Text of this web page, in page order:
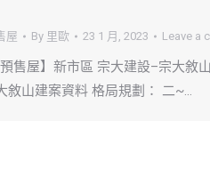
屋 By 里歐 23 1 月, 2023 Leave a
預售屋】新市區 宗大建設–宗大敘
敘山建案資料 格局規劃： 二~…